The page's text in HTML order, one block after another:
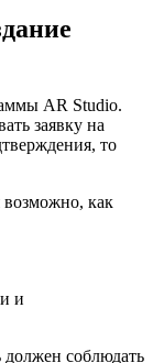
AR Studio.
заявку на
то
возможно, как
и
должен соблюдать